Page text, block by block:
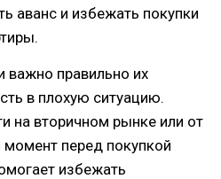
аванс и избежать покупки
важно правильно их
в плохую ситуацию.
на вторичном рынке или от
перед покупкой
избежать